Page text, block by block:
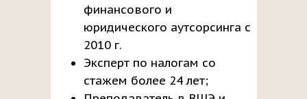
финансового и
юридического аутсорсинга с
2010 г.
Эксперт по налогам со
стажем более 24 лет;